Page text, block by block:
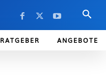
RATGEBER ANGEBOTE